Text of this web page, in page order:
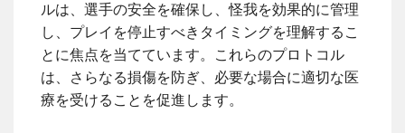
ルは、選手の安全を確保し、怪我を効果的に管理
し、プレイを停止すべきタイミングを理解するこ
とに焦点を当てています。これらのプロトコル
は、さらなる損傷を防ぎ、必要な場合に適切な医
療を受けることを促進します。